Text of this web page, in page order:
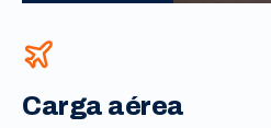
Carga aérea